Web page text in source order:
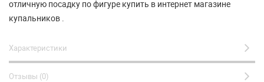
отличную посадку по фигуре купить в интернет магазине
купальников .
Характеристики
Отзывы (0)